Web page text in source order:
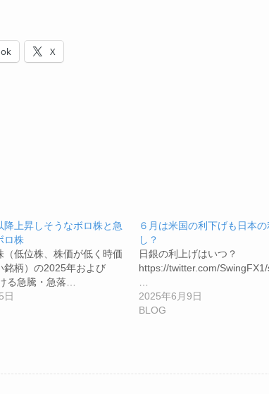
X
降上昇しそうなボロ株と急
ロ株
（低位株、株価が低く時価
銘柄）の2025年および
る急騰・急落…
日
６月は米国の利下げも日本
し？
日銀の利上げはいつ？
https://twitter.com/
2025年6月9日
BLOG